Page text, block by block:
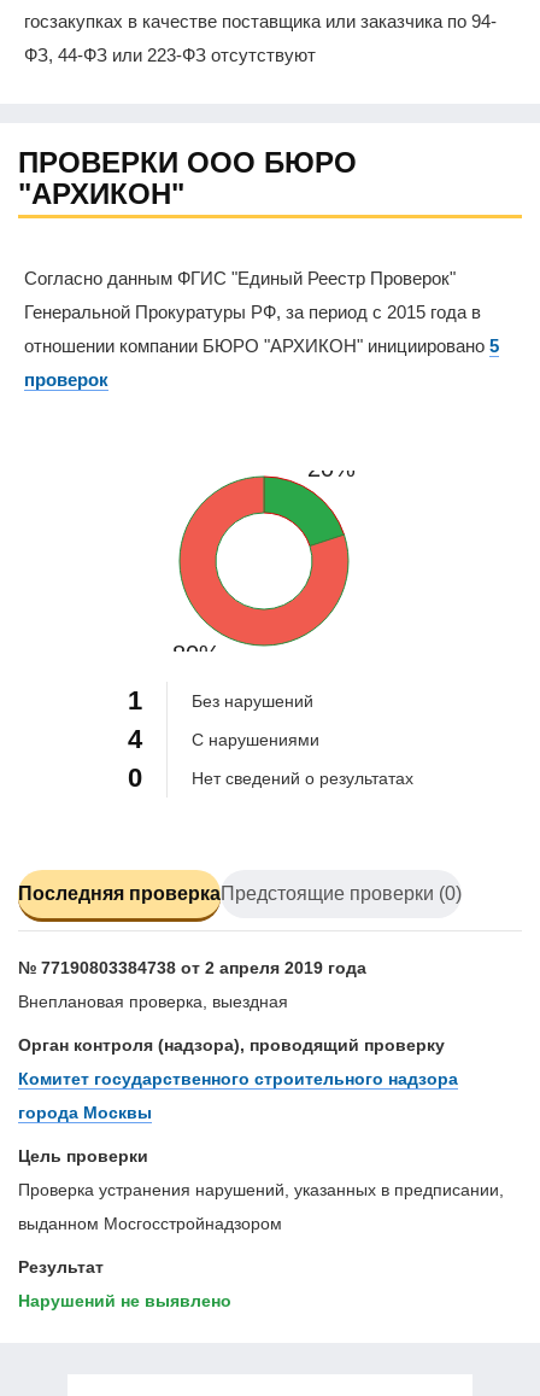
госзакупках в качестве поставщика или заказчика по 94-
ФЗ, 44-ФЗ или 223-ФЗ отсутствуют
ПРОВЕРКИ ООО БЮРО
"АРХИКОН"
Согласно данным ФГИС "Единый Реестр Проверок"
Генеральной Прокуратуры РФ, за период с 2015 года в
отношении компании БЮРО "АРХИКОН" инициировано 5
проверок
20%
80%
1
4
0
Без нарушений
С нарушениями
Нет сведений о результатах
Последняя проверкаПредстоящие проверки (0)
№ 77190803384738 от 2 апреля 2019 года
Внеплановая проверка, выездная
Орган контроля (надзора), проводящий проверку
Комитет государственного строительного надзора
города Москвы
Цель проверки
Проверка устранения нарушений, указанных в предписании,
выданном Мосгосстройнадзором
Результат
Нарушений не выявлено